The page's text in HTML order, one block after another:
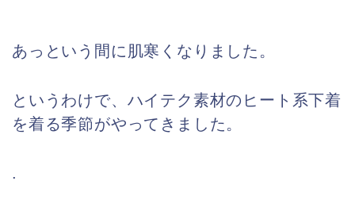
あっという間に肌寒くなりました。
というわけで、ハイテク素材のヒート系下着
を着る季節がやってきました。
.